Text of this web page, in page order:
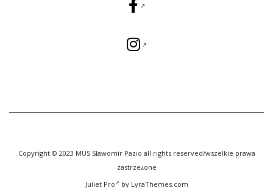
Copyright © 2023 MUS Sławomir Pazio all rights reserved/wszelkie prawa
zastrzeżone
Juliet Pro
by LyraThemes.com